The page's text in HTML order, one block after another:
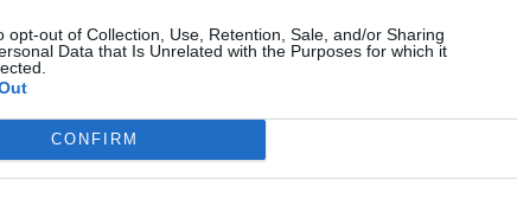
opt-out of Collection, Use, Retention, Sale, and/or Sharing
Data that Is Unrelated with the Purposes for which it
CONFIRM
ΑΠΕ – ΜΠΕ, Times of Israel